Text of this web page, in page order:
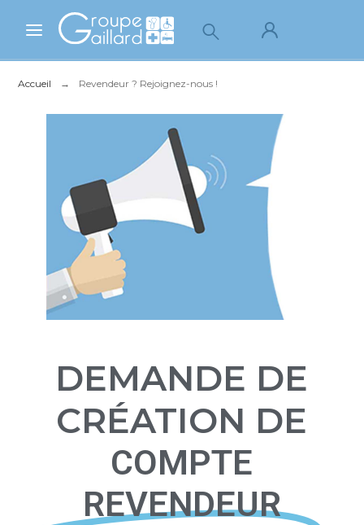
Accueil Revendeur ? Rejoignez-nous !
DEMANDE DE
CRÉATION DE
COMPTE
REVENDEUR